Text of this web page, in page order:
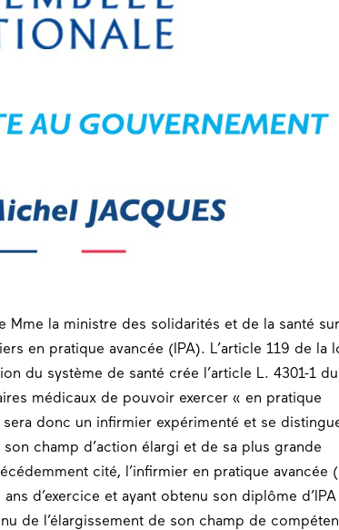
Mme la ministre des solidarités et de la santé
en pratique avancée (IPA). L’article 119 de la
du système de santé crée l’article L. 4301-1
médicaux de pouvoir exercer « en pratique
donc un infirmier expérimenté et se
champ d’action élargi et de sa plus grande
cité, l’infirmier en pratique avancée
d’exercice et ayant obtenu son diplôme d’IPA
de l’élargissement de son champ de